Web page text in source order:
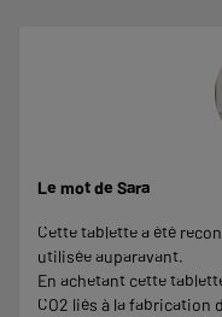
Le mot de Sara
Cette tablette a été
utilisée auparavant.
En achetant cette
CO2 liés à la fabrication